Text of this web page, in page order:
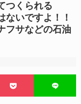
つくられる
ないですよ！！
フサなどの石油